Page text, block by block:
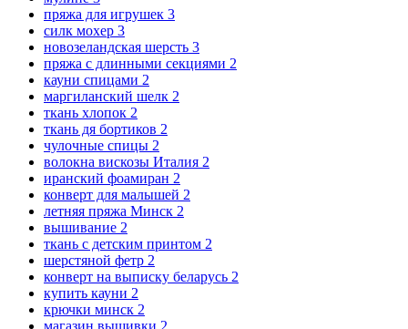
пряжа для игрушек 3
силк мохер 3
новозеландская шерсть 3
пряжа с длинными секциями 2
кауни спицами 2
маргиланский шелк 2
ткань хлопок 2
ткань дя бортиков 2
чулочные спицы 2
волокна вискозы Италия 2
иранский фоамиран 2
конверт для малышей 2
летняя пряжа Минск 2
вышивание 2
ткань с детским принтом 2
шерстяной фетр 2
конверт на выписку беларусь 2
купить кауни 2
крючки минск 2
магазин вышивки 2